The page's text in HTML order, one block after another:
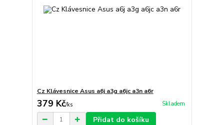
Cz Klávesnice Asus a6j a3g a6jc a3n a6r
379 Kč/ks Skladem
Přidat do košíku